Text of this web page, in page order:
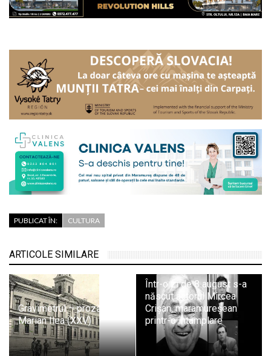
PUBLICAT ÎN: CULTURA
ARTICOLE SIMILARE
Gravimetrul – proză de
Marian Ilea (XXV)
Într-o zi de 8 august s-a
născut actorul Mircea
Crișan, maramureșean
printr-o întâmplare